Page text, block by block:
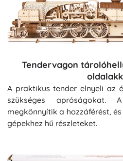
Tendervagon
A praktikus tender elnyeli az
szükséges apróságokat.
megkönnyítik a hozzáférést,
gépekhez hű részleteket.